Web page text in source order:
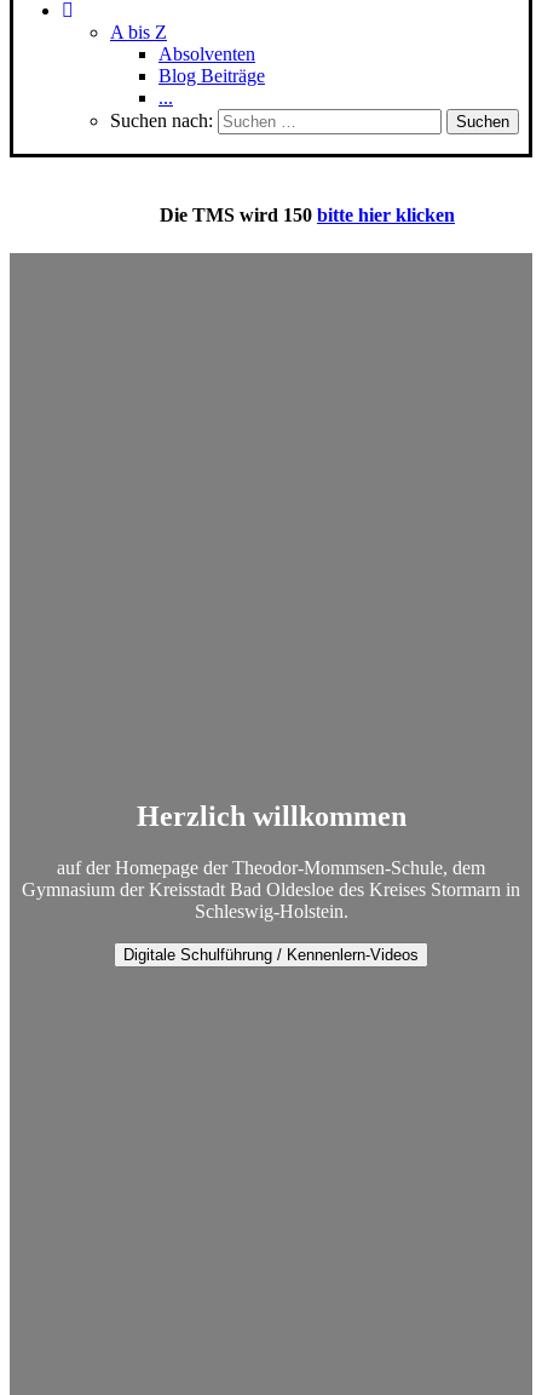
A bis Z
Absolventen
Blog Beiträge
...
Suchen nach:
Die TMS wird 150 bitte hier klicken
Herzlich willkommen
auf der Homepage der Theodor-Mommsen-Schule, dem
Gymnasium der Kreisstadt Bad Oldesloe des Kreises Stormarn in
Schleswig-Holstein.
Digitale Schulführung / Kennenlern-Videos